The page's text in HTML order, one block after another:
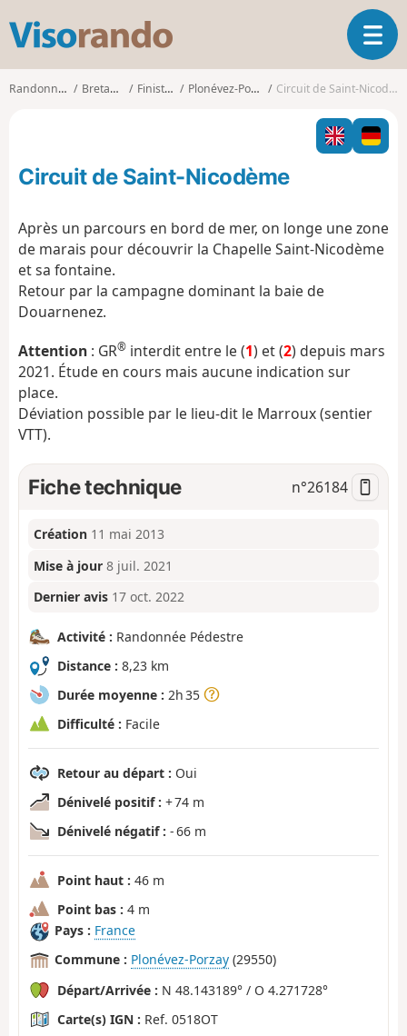
s
o
O
u
i
r
l
v
i
o
Randonnées Bretagne Finistère Plonévez-Porzay Circuit de Saint-Nicodème
Circuit de Saint-Nicodème
Après un parcours en bord de mer, on longe une zone
de marais pour découvrir la Chapelle Saint-Nicodème
et sa fontaine.
Retour par la campagne dominant la baie de
Douarnenez.
Attention : GR® interdit entre le (1) et (2) depuis mars
2021. Étude en cours mais aucune indication sur
place.
Déviation possible par le lieu-dit le Marroux (sentier
VTT).
Fiche technique n°26184
Création 11 mai 2013
Mise à jour 8 juil. 2021
Dernier avis 17 oct. 2022
Activité : Randonnée Pédestre
Distance : 8,23 km
Durée moyenne : 2h 35
Difficulté : Facile
Retour au départ : Oui
Dénivelé positif : + 74 m
Dénivelé négatif : - 66 m
Point haut : 46 m
Point bas : 4 m
Pays : France
Commune : Plonévez-Porzay (29550)
Départ/Arrivée : N 48.143189° / O 4.271728°
Carte(s) IGN : Ref. 0518OT